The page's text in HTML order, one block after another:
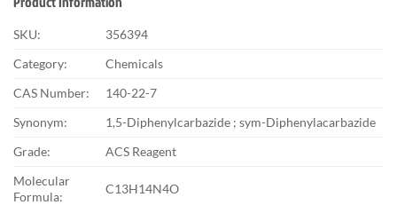
SKU:
356394
Category:
Chemicals
CAS Number:
140-22-7
Synonym:
1,5-Diphenylcarbazide ; sym-Diphenylacarbazide
Grade:
ACS Reagent
Molecular
Formula:
C13H14N4O